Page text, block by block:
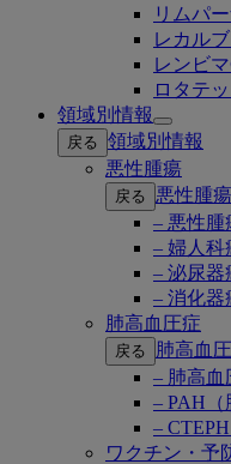
リムパ
レカル
レンビ
ロタテ
領域別情報
Open
submenu
戻る 領域別情報
悪性腫瘍
戻る
悪性腫瘍
– 悪性腫
– 婦人科
– 泌尿器
– 消化器
肺高血圧症
戻る
肺高血
– 肺高血
– PAH（
–
ワクチン・予